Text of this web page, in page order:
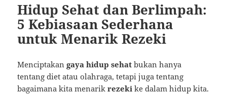
Hidup Sehat dan Berlimpah:
5 Kebiasaan Sederhana
untuk Menarik Rezeki
Menciptakangaya hidup sehat bukan hanya
tentang diet atau olahraga, tetapi juga tentang
bagaimana kita menarikrezeki ke dalam hidup kita.